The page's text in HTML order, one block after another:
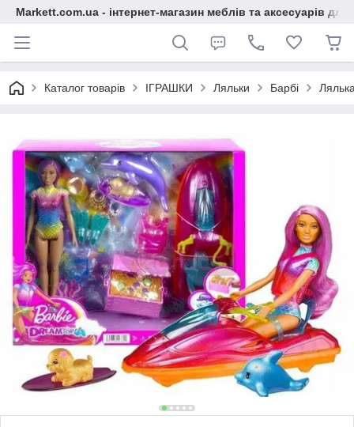
Markett.com.ua - інтернет-магазин меблів та аксесуарів для
Каталог товарів ІГРАШКИ Ляльки Барбі